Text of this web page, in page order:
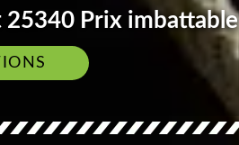
25340 Prix imbattable